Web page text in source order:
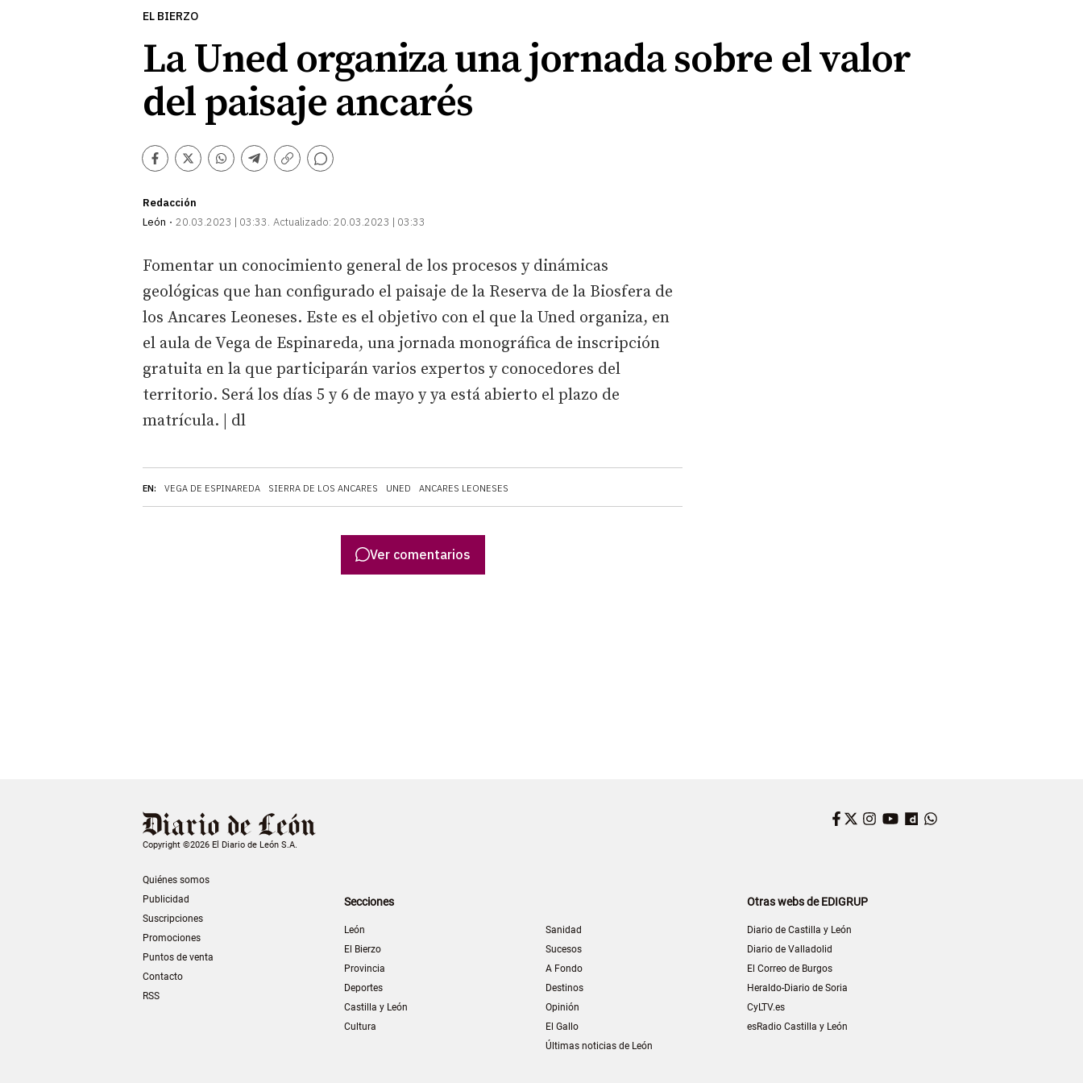
EL BIERZO
La Uned organiza una jornada sobre el valor
del paisaje ancarés
Facebook
TwitterWhatsapp
Telegram
Copiar
Comentarios
Redacción
León
20.03.2023 | 03:33 Actualizado: 20.03.2023 | 03:33
EN: VEGA DE ESPINAREDA SIERRA DE LOS ANCARES UNED ANCARES LEONESES
Fomentar un conocimiento general de los procesos y dinámicas
geológicas que han configurado el paisaje de la Reserva de la Biosfera de
los Ancares Leoneses. Este es el objetivo con el que la Uned organiza, en
el aula de Vega de Espinareda, una jornada monográfica de inscripción
gratuita en la que participarán varios expertos y conocedores del
territorio. Será los días 5 y 6 de mayo y ya está abierto el plazo de
matrícula. | dl
Ver comentarios
Copyright ©2026 El Diario de León S.A.
Quiénes somos
Publicidad
Suscripciones
Promociones
Puntos de venta
Contacto
RSS
Facebook
Twitter
Instagram
YouTube
Dailymotion
Secciones
León
El Bierzo
Provincia
Deportes
Castilla y León
Cultura
Sanidad
Sucesos
A Fondo
Destinos
Opinión
El Gallo
Últimas noticias de León
Otras webs de EDIGRUP
Diario de Castilla y León
Diario de Valladolid
El Correo de Burgos
Heraldo-Diario de Soria
CyLTV.es
esRadio Castilla y León